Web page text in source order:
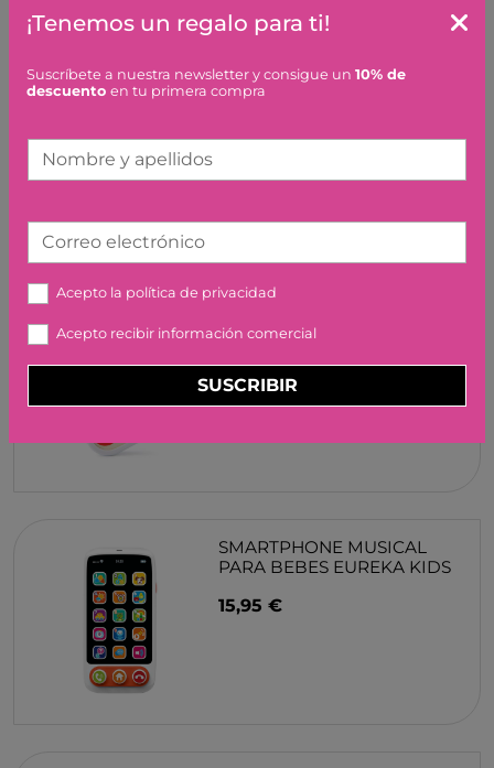
Artículos similares o que combinan
CONJUNTO
CONSTRUCCIONES DE 4
HAPE
13,99 €
SMARTPHONE MUSICAL
PARA BEBES EUREKA KIDS
15,95 €
¡Tenemos un regalo para ti!
Suscríbete a nuestra newsletter y consigue un 10% de
descuento en tu primera compra
Nombre y apellidos
Correo electrónico
Acepto la política de privacidad
Acepto recibir información comercial
SUSCRIBIR